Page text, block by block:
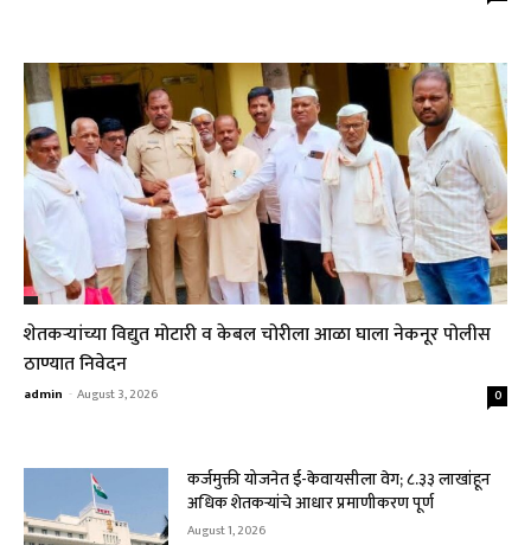
शेतकऱ्यांच्या विद्युत मोटारी व केबल चोरीला आळा घाला नेकनूर पोलीस
ठाण्यात निवेदन
admin - August 3, 2026 0
कर्जमुक्ती योजनेत ई-केवायसीला वेग; ८.३३ लाखांहून
अधिक शेतकऱ्यांचे आधार प्रमाणीकरण पूर्ण
August 1, 2026